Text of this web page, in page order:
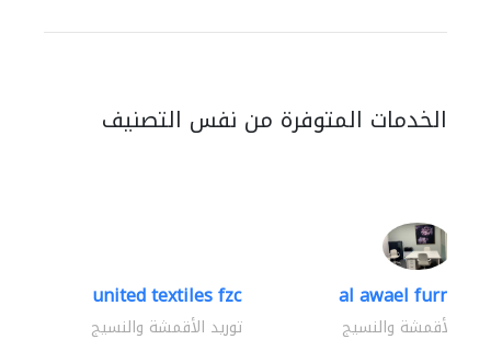
الخدمات المتوفرة من نفس التصنيف
united textiles fzc
توريد الأقمشة والنسيج
al awael
الأقمشة والنسيج